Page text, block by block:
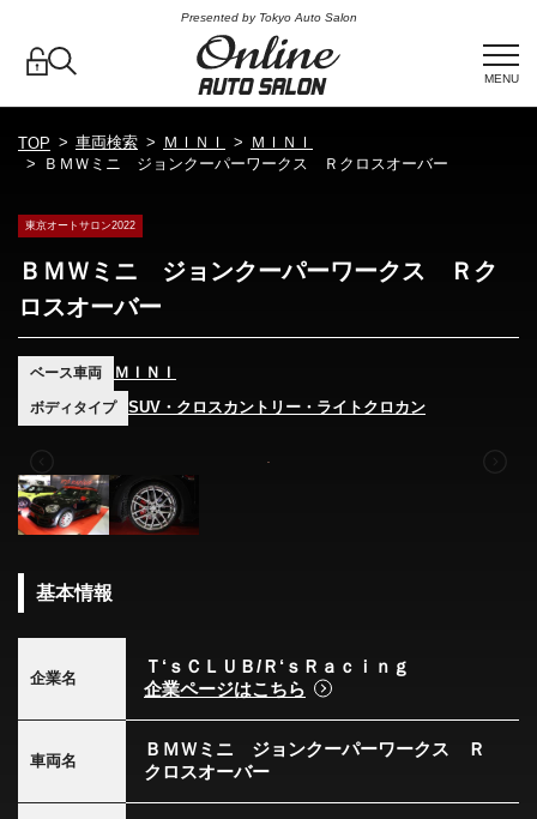
Presented by Tokyo Auto Salon
MENU
TOP 車両検索 ＭＩＮＩ
ＭＩＮＩ
ＢＭＷミニ ジョンクーパーワークス Ｒクロスオーバー
東京オートサロン2022
ＢＭＷミニ ジョンクーパーワークス Ｒク
ロスオーバー
ベース車両 ＭＩＮＩ
ボディタイプ SUV・クロスカントリー・ライトクロカン
基本情報
企業名
Ｔ‘ｓＣＬＵＢ/Ｒ‘ｓＲａｃｉｎｇ
企業ページはこちら
車両名
ＢＭＷミニ ジョンクーパーワークス Ｒ
クロスオーバー